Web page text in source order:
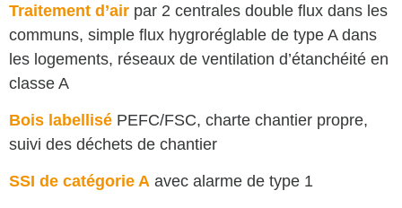
Traitement d’air par 2 centrales double flux dans les
communs, simple flux hygroréglable de type A dans
les logements, réseaux de ventilation d’étanchéité en
classe A
Bois labellisé PEFC/FSC, charte chantier propre,
suivi des déchets de chantier
SSI de catégorie A avec alarme de type 1